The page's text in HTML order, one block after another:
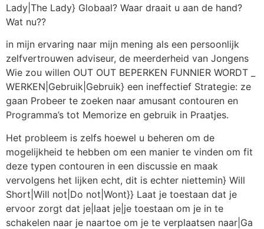
Lady|The Lady} Globaal? Waar draait u aan de hand?
Wat nu??
in mijn ervaring naar mijn mening als een persoonlijk
zelfvertrouwen adviseur, de meerderheid van Jongens
Wie zou willen OUT OUT BEPERKEN FUNNIER WORDT _
WERKEN|Gebruik|Gebruik} een ineffectief Strategie: ze
gaan Probeer te zoeken naar amusant contouren en
Programma’s tot Memorize en gebruik in Praatjes.
Het probleem is zelfs hoewel u beheren om de
mogelijkheid te hebben om een ​​manier te vinden om fit
deze typen contouren in een discussie en maak
vervolgens het lijken echt, dit is echter niettemin} Will
Short|Will not|Do not|Wont}} Laat je toestaan ​​dat je
ervoor zorgt dat je|laat je|je toestaan ​​om je in te
schakelen naar je naartoe om je te verplaatsen naar|Ga